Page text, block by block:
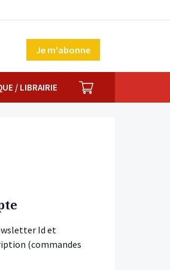
Je m'abonne
/ LIBRAIRIE PANIER
Id et
(commandes